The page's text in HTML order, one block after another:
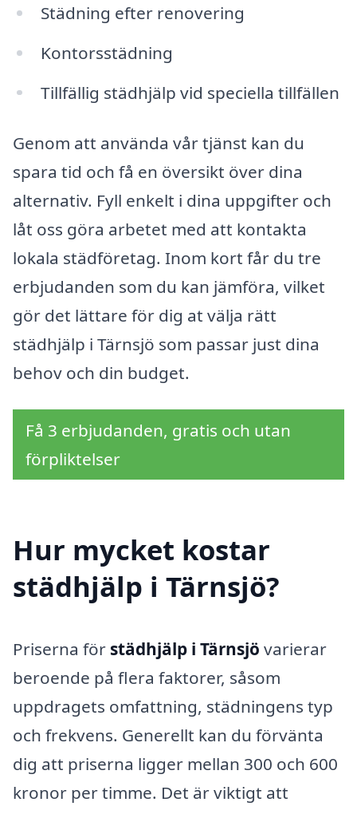
Städning efter renovering
Kontorsstädning
Tillfällig städhjälp vid speciella tillfällen
Genom att använda vår tjänst kan du
spara tid och få en översikt över dina
alternativ. Fyll enkelt i dina uppgifter och
låt oss göra arbetet med att kontakta
lokala städföretag. Inom kort får du tre
erbjudanden som du kan jämföra, vilket
gör det lättare för dig at välja rätt
städhjälp i Tärnsjö som passar just dina
behov och din budget.
Få 3 erbjudanden, gratis och utan
förpliktelser
Hur mycket kostar
städhjälp i Tärnsjö?
Priserna för städhjälp i Tärnsjö varierar
beroende på flera faktorer, såsom
uppdragets omfattning, städningens typ
och frekvens. Generellt kan du förvänta
dig att priserna ligger mellan 300 och 600
kronor per timme. Det är viktigt att